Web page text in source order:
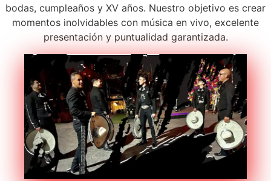
bodas, cumpleaños y XV años. Nuestro objetivo es crear
momentos inolvidables con música en vivo, excelente
presentación y puntualidad garantizada.